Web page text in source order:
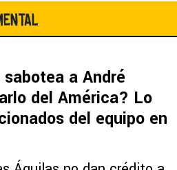
a André
del América? Lo
del equipo en